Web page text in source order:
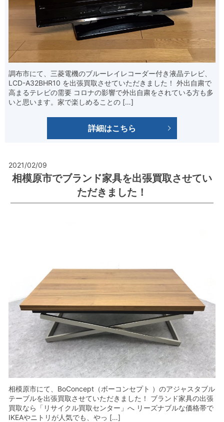
調布市にて、三菱電機のブルーレイレコーダー付き液晶テレビ、
LCD-A32BHR10 を出張買取させていただきました！ 外出自粛で
高まるテレビの需要 コロナの影響で外出自粛をされている方も多
いと思います。家で楽しめることの […]
詳細はこちら
2021/02/09
相模原市でブランド家具を出張買取させてい
ただきました！
相模原市にて、BoConcept（ボーコンセプト ）のアジャスタブル
テーブルを出張買取させていただきました！ ブランド家具の出張
買取なら「リサイクル買取センター」へ リーズナブルな価格帯で
IKEAやニトリが人気でも、やっ […]